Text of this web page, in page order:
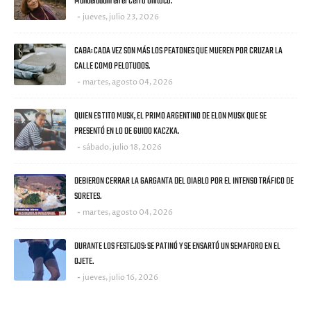
jueves, julio 23, 2026
CABA: CADA VEZ SON MÁS LOS PEATONES QUE MUEREN POR CRUZAR LA
CALLE COMO PELOTUDOS.
martes, agosto 04, 2026
QUIEN ES TITO MUSK, EL PRIMO ARGENTINO DE ELON MUSK QUE SE
PRESENTÓ EN LO DE GUIDO KACZKA.
sábado, julio 18, 2026
DEBIERON CERRAR LA GARGANTA DEL DIABLO POR EL INTENSO TRÁFICO DE
SORETES.
martes, agosto 04, 2026
DURANTE LOS FESTEJOS: SE PATINÓ Y SE ENSARTÓ UN SEMAFORO EN EL
OJETE.
jueves, julio 16, 2026